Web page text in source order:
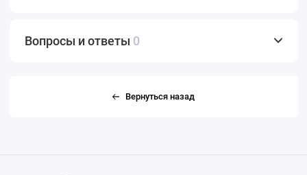
Вопросы и ответы 0
Вернуться назад